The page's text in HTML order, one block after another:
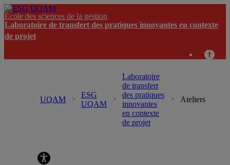
École des sciences de la gestion
Laboratoire de transfert des pratiques innovantes en contexte
de projet
UQAM
ESG
UQAM
Laboratoire
de transfert
des pratiques
innovantes
en contexte
de projet
Ateliers